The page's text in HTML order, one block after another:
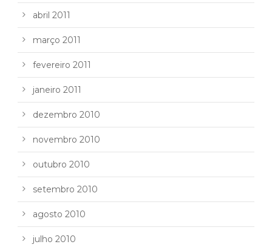
abril 2011
março 2011
fevereiro 2011
janeiro 2011
dezembro 2010
novembro 2010
outubro 2010
setembro 2010
agosto 2010
julho 2010